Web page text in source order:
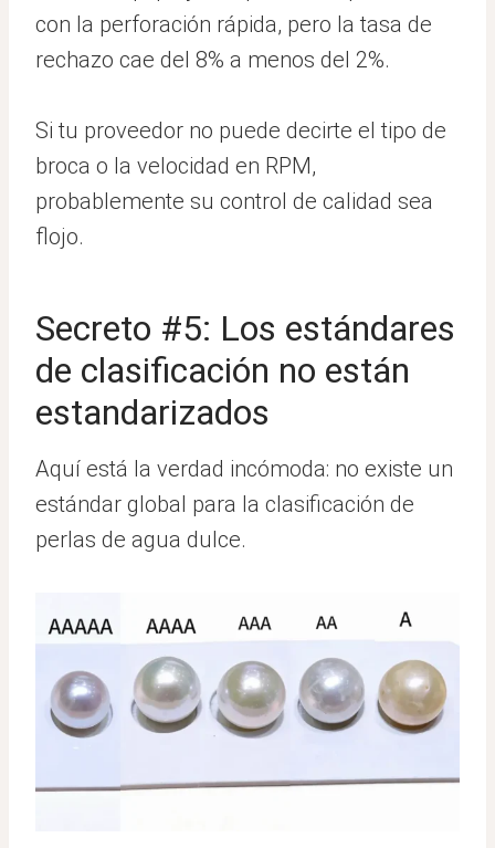
con la perforación rápida, pero la tasa de
rechazo cae del 8% a menos del 2%.
Si tu proveedor no puede decirte el tipo de
broca o la velocidad en RPM,
probablemente su control de calidad sea
flojo.
Secreto #5: Los estándares
de clasificación no están
estandarizados
Aquí está la verdad incómoda: no existe un
estándar global para la clasificación de
perlas de agua dulce.